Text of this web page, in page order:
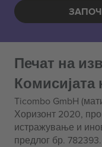
Печат на
Комисијата
Ticombo GmbH
Хоризонт 2020,
истражување и
предлог бр. 782393.